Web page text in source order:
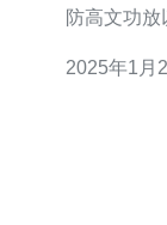
防高文功
质音频输出
2025年1月